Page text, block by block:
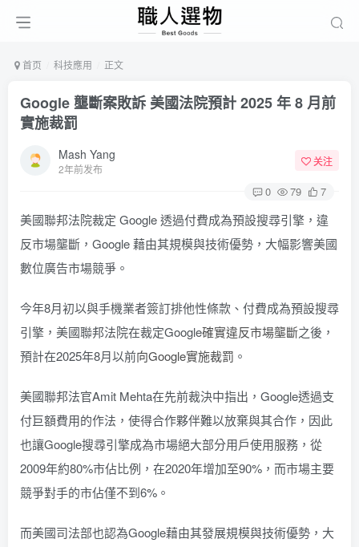
首页 科技應用 正文
Google 壟斷案敗訴 美國法院預計 2025 年 8 月前
實施裁罰
Mash Yang
2年前发布
关注
0 79 7
美國聯邦法院裁定 Google 透過付費成為預設搜尋引擎，違
反市場壟斷，Google 藉由其規模與技術優勢，大幅影響美國
數位廣告市場競爭。
今年8月初以與手機業者簽訂排他性條款、付費成為預設搜尋
引擎，美國聯邦法院在裁定Google確實違反市場壟斷之後，
預計在2025年8月以前向Google實施裁罰 。
美國聯邦法官Amit Mehta在先前裁決中指出，Google透過支
付巨額費用的作法，使得合作夥伴難以放棄與其合作，因此
也讓Google搜尋引擎成為市場絕大部分用戶使用服務，從
2009年約80%市佔比例，在2020年增加至90%，而市場主要
競爭對手的市佔僅不到6%。
而美國司法部也認為Google藉由其發展規模與技術優勢，大